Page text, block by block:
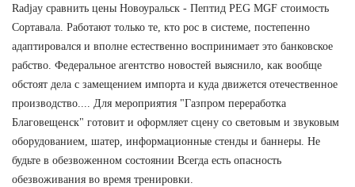
Radjay сравнить цены Новоуральск - Пептид PEG MGF стоимость
Сортавала. Работают только те, кто рос в системе, постепенно
адаптировался и вполне естественно воспринимает это банковское
рабство. Федеральное агентство новостей выяснило, как вообще
обстоят дела с замещением импорта и куда движется отечественное
производство.... Для мероприятия "Газпром переработка
Благовещенск" готовит и оформляет сцену со световым и звуковым
оборудованием, шатер, информационные стенды и баннеры. Не
будьте в обезвоженном состоянии Всегда есть опасность
обезвоживания во время тренировки.